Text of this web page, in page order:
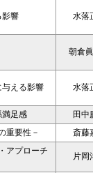
影響 水落
朝倉
える影響 水落
満足感
田中
重要性－
斎藤
アプローチ
片岡